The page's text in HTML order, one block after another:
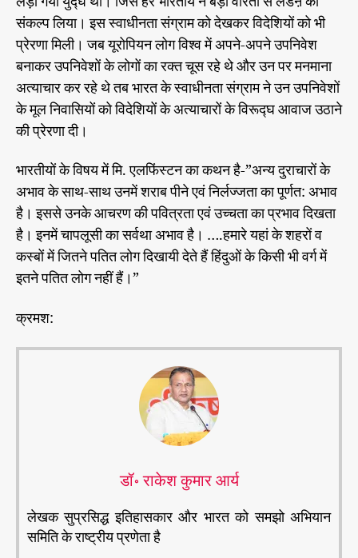
संकल्प लिया। इस स्वाधीनता संग्राम को देखकर विदेशियों को भी
प्रेरणा मिली। जब यूरोपियन लोग विश्व में अपने-अपने उपनिवेश
बनाकर उपनिवेशों के लोगों का रक्त चूस रहे थे और उन पर मनमाना
अत्याचार कर रहे थे तब भारत के स्वाधीनता संग्राम ने उन उपनिवेशों
के मूल निवासियों को विदेशियों के अत्याचारों के विरूद्घ आवाज उठाने
की प्रेरणा दी।
भारतीयों के विषय में मि. एलफिंस्टन का कथन है-”अन्य दुराचारों के
अभाव के साथ-साथ उनमें शराब पीने एवं निर्लज्जता का पूर्णत: अभाव
है। इससे उनके आचरण की पवित्रता एवं उच्चता का प्रभाव दिखता
है। इनमें चापलूसी का सर्वथा अभाव है। ….हमारे यहां के शहरों व
कस्बों में जितने पतित लोग दिखायी देते हैं हिंदुओं के किसी भी वर्ग में
इतने पतित लोग नहीं हैं।”
क्रमश:
डॉ॰ राकेश कुमार आर्य
लेखक सुप्रसिद्ध इतिहासकार और भारत को समझो अभियान
समिति के राष्ट्रीय प्रणेता है